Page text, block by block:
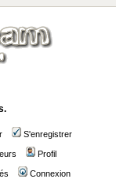
S'enregistrer
Profil
Connexion